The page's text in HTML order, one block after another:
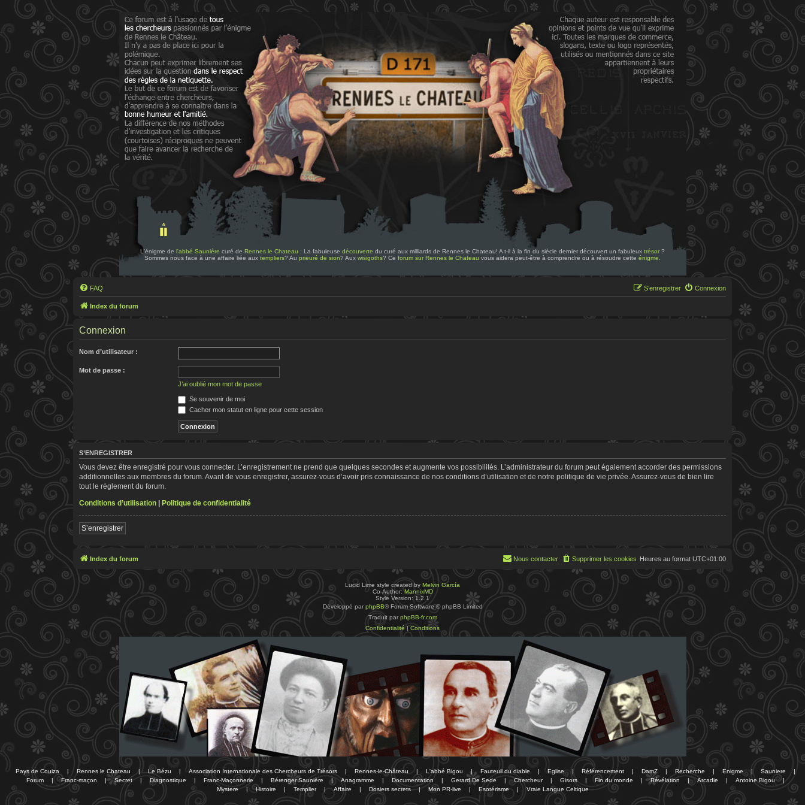
L'énigme de l'abbé Saunière curé de Rennes le Chateau : La fabuleuse découverte du curé aux milliards de Rennes le Chateau! A t-il à la fin du siècle dernier découvert un fabuleux trésor ?
Sommes nous face à une affaire liée aux templiers? Au prieuré de sion? Aux wisigoths? Ce forum sur Rennes le Chateau vous aidera peut-être à comprendre ou à résoudre cette énigme
FAQ Connexion
S’enregistrer
Index du forum
Connexion
Nom d’utilisateur :
Mot de passe :
J’ai oublié mon mot de passe
Se souvenir de moi
Cacher mon statut en ligne pour cette session
S’ENREGISTRER
Vous devez être enregistré pour vous connecter. L’enregistrement ne prend que quelques secondes et augmente vos possibilités. L’administrateur du forum peut également accorder des permissions
additionnelles aux membres du forum. Avant de vous enregistrer, assurez-vous d’avoir pris connaissance de nos conditions d’utilisation et de notre politique de vie privée. Assurez-vous de bien lire
tout le règlement du forum.
Conditions d’utilisation | Politique de confidentialité
S’enregistrer
Index du forum Heures au format UTC+01:00
Supprimer les cookies
Nous contacter
Lucid Lime style created by Melvin García
Co-Author:MannixMD
Style Version: 1.2.1
Développé par phpBB® Forum Software © phpBB Limited
Traduit par phpBB-fr.com
Confidentialité|Conditions
Pays de Couiza | Rennes le Chateau | Le Bézu | Association Internationale des Chercheurs de Trésors | Rennes-le-Château | L'abbé Bigou | Fauteuil du diable | Eglise | Référencement | DamZ | Recherche | Enigme | Sauniere
|
Forum
| Franc-maçon | Secret | Diagnostique | Franc-Maçonnerie | Bérenger Saunière | Anagramme | Documentation | Gerard De Sede | Chercheur | Gisors | Fin du monde | Révélation | Arcadie | Antoine Bigou
|
Mystere
| Histoire | Templier | Affaire | Dosiers secrets | Mon PR-live | Esotérisme | Vraie Langue Celtique